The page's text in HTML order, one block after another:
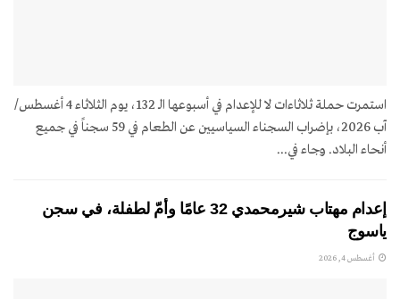
استمرت حملة ثلاثاءات لا للإعدام في أسبوعها الـ 132، يوم الثلاثاء 4 أغسطس/
آب 2026، بإضراب السجناء السياسيين عن الطعام في 59 سجناً في جميع
أنحاء البلاد. وجاء في...
إعدام مهتاب شيرمحمدي 32 عامًا وأمّ لطفلة، في سجن
ياسوج
أغسطس 4, 2026